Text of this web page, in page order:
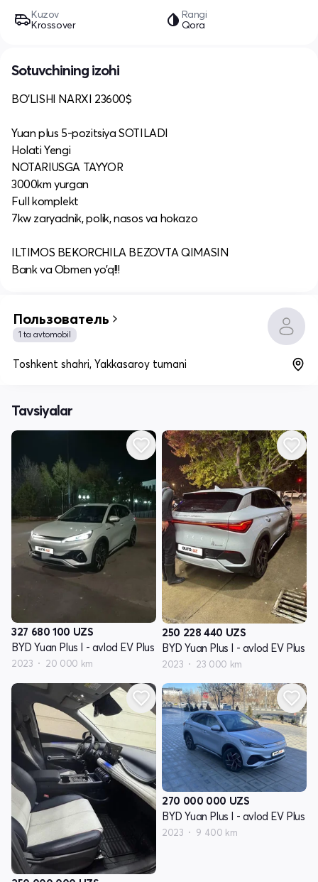
Kuzov
Krossover
Rangi
Qora
Sotuvchining izohi
BO‘LISHI NARXI 23600$
Yuan plus 5-pozitsiya SOTILADI
Holati Yengi
NOTARIUSGA TAYYOR
3000km yurgan
Full komplekt
7kw zaryadnik, polik, nasos va hokazo
ILTIMOS BEKORCHILA BEZOVTA QIMASIN
Bank va Obmen yo’q!!!
Пользователь
1 ta avtomobil
Toshkent shahri, Yakkasaroy tumani
Tavsiyalar
327 680 100 UZS
BYD Yuan Plus I - avlod EV Plus
2023 20 000 km
250 228 440 UZS
BYD Yuan Plus I - avlod EV Plus
2023 23 000 km
270 000 000 UZS
BYD Yuan Plus I - avlod EV Plus
2023 9 400 km